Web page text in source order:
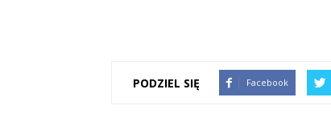
PODZIEL SIĘ Facebook